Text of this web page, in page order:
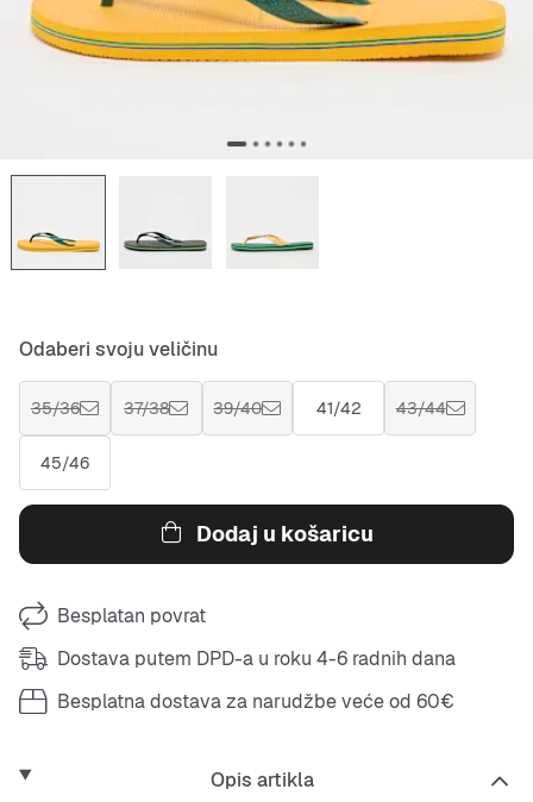
Odaberi svoju veličinu
35/36 37/38 39/40 41/42 43/44
45/46
Dodaj u košaricu
Besplatan povrat
Dostava putem DPD-a u roku 4-6 radnih dana
Besplatna dostava za narudžbe veće od 60€
Opis artikla